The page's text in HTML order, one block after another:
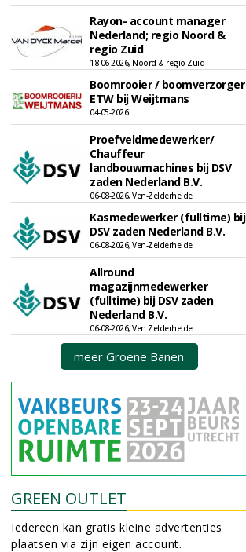
Rayon- account manager
Nederland; regio Noord &
regio Zuid
18-06-2026, Noord & regio Zuid
Boomrooier / boomverzorger
ETW bij Weijtmans
04-05-2026
Proefveldmedewerker/
Chauffeur
landbouwmachines bij DSV
zaden Nederland B.V.
06-08-2026, Ven-Zelderheide
Kasmedewerker (fulltime) bij
DSV zaden Nederland B.V.
06-08-2026, Ven-Zelderheide
Allround
magazijnmedewerker
(fulltime) bij DSV zaden
Nederland B.V.
06-08-2026, Ven Zelderheide
meer Groene Banen
GREEN OUTLET
Iedereen kan gratis kleine advertenties
plaatsen via zijn eigen account.